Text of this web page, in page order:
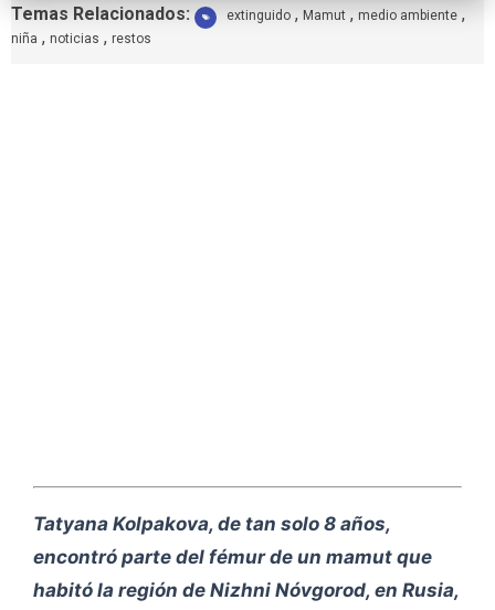
Temas Relacionados: Etiquetas:
extinguido , Mamut , medio ambiente ,
niña , noticias , restos
Tatyana Kolpakova, de tan solo 8 años,
encontró parte del fémur de un mamut que
habitó la región de Nizhni Nóvgorod, en Rusia,